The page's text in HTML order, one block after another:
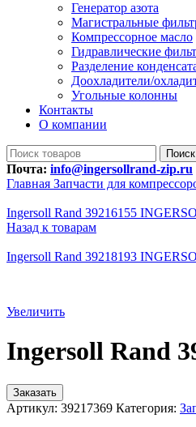
Генератор азота
Магистральные
Компрессорное масло
Гидравлические
Разделение
Доохладители/
Угольные колонны
Контакты
О компании
Поиск
Почта: info@ingersollrand-zip.ru
Главная Запчасти для
Ingersoll Rand 39216155
Назад к товарам
Ingersoll Rand 39218193
Увеличить
Ingersoll Rand
Заказать
Артикул: 39217369 Категория: